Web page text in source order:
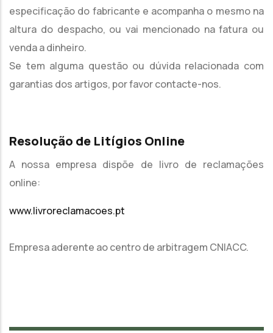
especificação do fabricante e acompanha o mesmo na
altura do despacho, ou vai mencionado na fatura ou
venda a dinheiro.
Se tem alguma questão ou dúvida relacionada com
garantias dos artigos, por favor contacte-nos.
Resolução de Litígios Online
A nossa empresa dispõe de livro de reclamações
online:
www.livroreclamacoes.pt
Empresa aderente ao centro de arbitragem CNIACC.